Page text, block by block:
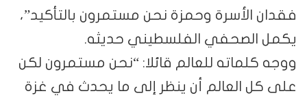
فقدان الأسرة وحمزة نحن مستمرون بالتأكيد”،
يكمل الصحفي الفلسطيني حديثه.
ووجه كلماته للعالم قائلا: “نحن مستمرون لكن
على كل العالم أن ينظر إلى ما يحدث في غزة